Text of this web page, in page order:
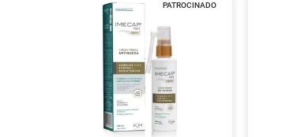
PATROCINADO